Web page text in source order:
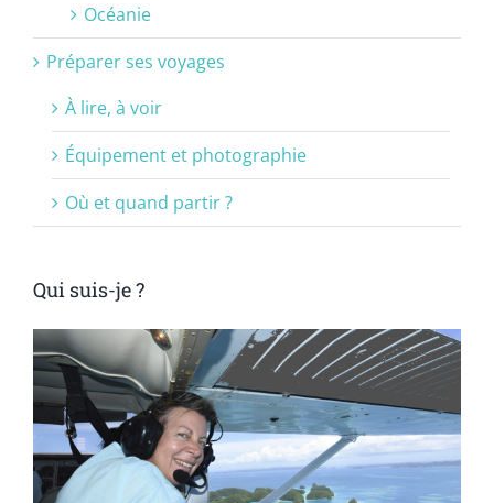
Océanie
Préparer ses voyages
À lire, à voir
Équipement et photographie
Où et quand partir ?
Qui suis-je ?